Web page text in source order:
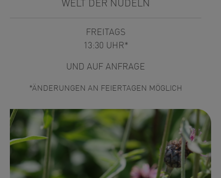
WELT DER NUDELN
FREITAGS
13:30 UHR*
UND AUF ANFRAGE
*ÄNDERUNGEN AN FEIERTAGEN MÖGLICH